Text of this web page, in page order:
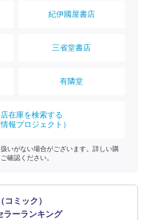
紀伊國屋書店
三省堂書店
有隣堂
在庫を検索する
報プロジェクト）
いがない場合がございます。詳しい購
確認ください。
コミック）
ラーランキング